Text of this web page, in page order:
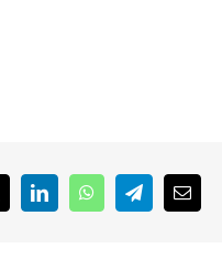
LinkedInWhatsAppTelegramEmail